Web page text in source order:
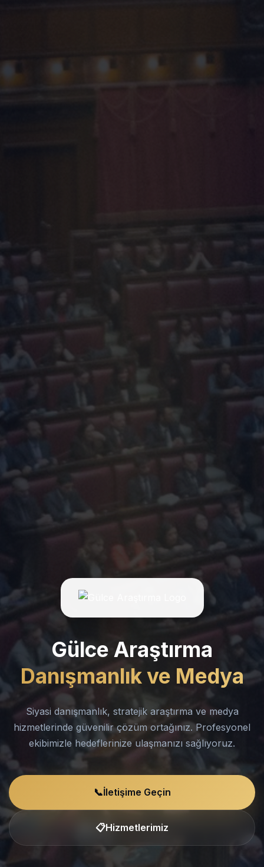
Gülce Araştırma
Danışmanlık ve Medya
Siyasi danışmanlık, stratejik araştırma ve medya
hizmetlerinde güvenilir çözüm ortağınız. Profesyonel
ekibimizle hedeflerinize ulaşmanızı sağlıyoruz.
📞İletişime Geçin
📋Hizmetlerimiz